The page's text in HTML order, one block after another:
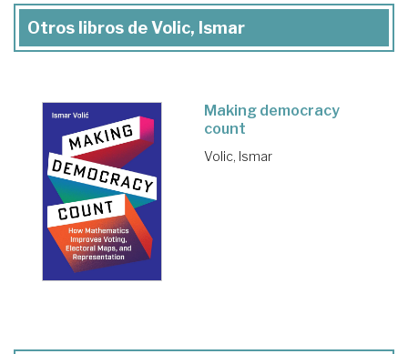
Otros libros de Volic, Ismar
Making democracy
count
Volic, Ismar